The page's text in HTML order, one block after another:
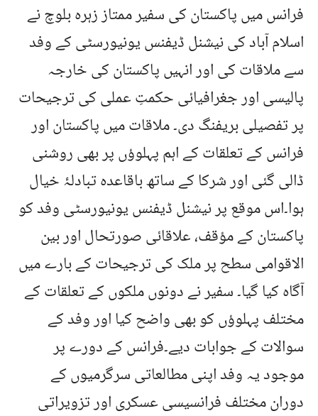
فرانس میں پاکستان کی سفیر ممتاز زہرہ بلوچ نے
اسلام آباد کی نیشنل ڈیفنس یونیورسٹی کے وفد
سے ملاقات کی اور انہیں پاکستان کی خارجہ
پالیسی اور جغرافیائی حکمتِ عملی کی ترجیحات
پر تفصیلی بریفنگ دی۔ ملاقات میں پاکستان اور
فرانس کے تعلقات کے اہم پہلوؤں پر بھی روشنی
ڈالی گئی اور شرکا کے ساتھ باقاعدہ تبادلۂ خیال
ہوا۔اس موقع پر نیشنل ڈیفنس یونیورسٹی وفد کو
پاکستان کے مؤقف، علاقائی صورتحال اور بین
الاقوامی سطح پر ملک کی ترجیحات کے بارے میں
آگاہ کیا گیا۔ سفیر نے دونوں ملکوں کے تعلقات کے
مختلف پہلوؤں کو بھی واضح کیا اور وفد کے
سوالات کے جوابات دیے۔فرانس کے دورے پر
موجود یہ وفد اپنی مطالعاتی سرگرمیوں کے
دوران مختلف فرانسیسی عسکری اور تزویراتی